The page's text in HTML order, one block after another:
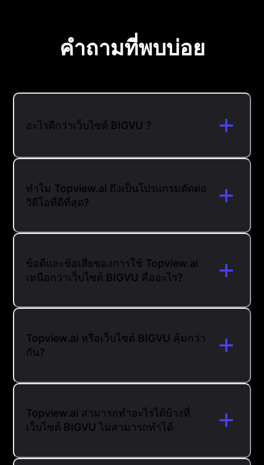
คำถามที่พบบ่อย
อะไรดีกว่าเว็บไซต์ BIGVU ?
ทำไม Topview.ai ถึงเป็นโปรแกรมตัดต่อ
วิดีโอที่ดีที่สุด?
ข้อดีและข้อเสียของการใช้ Topview.ai
เหนือกว่าเว็บไซต์ BIGVU คืออะไร?
Topview.ai หรือเว็บไซต์ BIGVU คุ้มกว่า
กัน?
Topview.ai สามารถทำอะไรได้บ้างที่
เว็บไซต์ BIGVU ไม่สามารถทำได้